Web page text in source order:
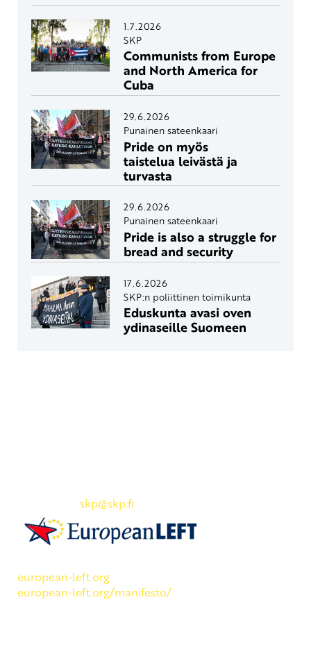
1.7.2026
SKP
Communists from Europe
and North America for
Cuba
29.6.2026
Punainen sateenkaari
Pride on myös
taistelua leivästä ja
turvasta
29.6.2026
Punainen sateenkaari
Pride is also a struggle for
bread and security
17.6.2026
SKP:n poliittinen toimikunta
Eduskunta avasi oven
ydinaseille Suomeen
skp@skp.fi
european-left.org
european-left.org/manifesto/